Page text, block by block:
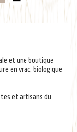
et une boutique
en vrac, biologique
et artisans du